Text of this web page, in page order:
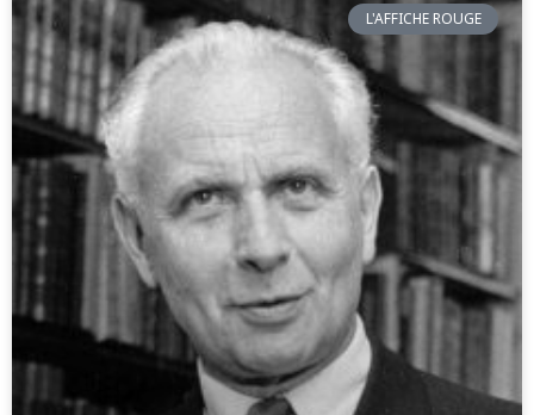
L'AFFICHE ROUGE